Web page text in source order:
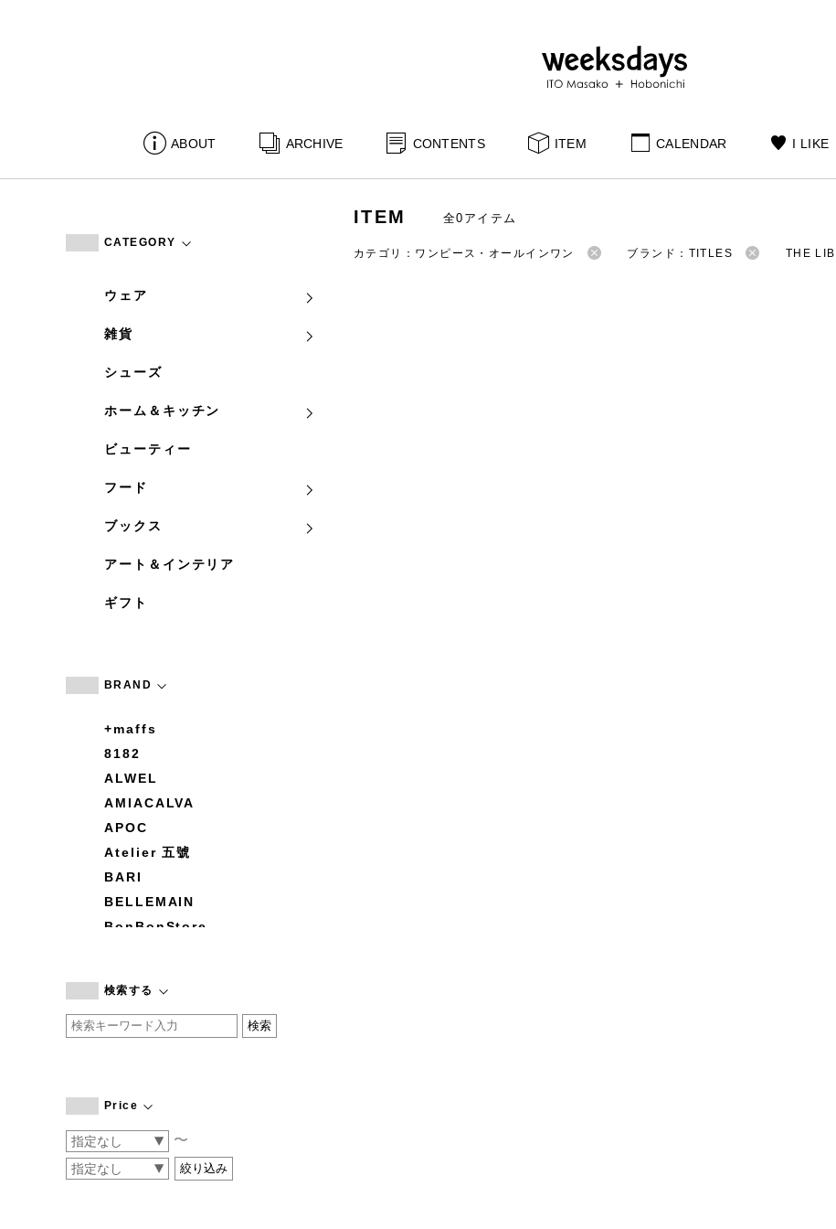
ABOUT ARCHIVE CONTENTS ITEM CALENDAR I LIKE
CATEGORY
ウェア
雑貨
シューズ
ホーム＆キッチン
ビューティー
フード
ブックス
アート＆インテリア
ギフト
BRAND
+maffs
8182
ALWEL
AMIACALVA
APOC
Atelier 五號
BARI
BELLEMAIN
BonBonStore
by basics
CATWORTH
COGTHEBIGSMOKE
CONVERSE
DEAN & DELUCA
検索する
Price
〜
ITEM 全0アイテム
カテゴリ：ワンピース・オールインワン ブランド：TITLES THE